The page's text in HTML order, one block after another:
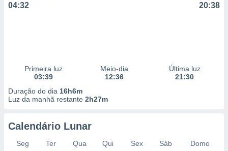
04:32 20:38
Primeira luz
03:39
Meio-dia
12:36
Última luz
21:30
Duração do dia 16h6m
Luz da manhã restante 2h27m
Calendário Lunar
Seg Ter Qua Qui Sex Sáb
Domo